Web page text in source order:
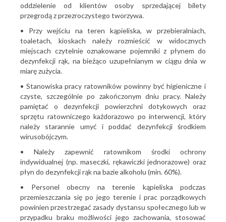
oddzielenie od klientów osoby sprzedającej bilety
przegrodą z przezroczystego tworzywa.
• Przy wejściu na teren kąpieliska, w przebieralniach,
toaletach, kioskach należy rozmieścić w widocznych
miejscach czytelnie oznakowane pojemniki z płynem do
dezynfekcji rąk, na bieżąco uzupełnianym w ciągu dnia w
miarę zużycia.
• Stanowiska pracy ratowników powinny być higieniczne i
czyste, szczególnie po zakończonym dniu pracy. Należy
pamiętać o dezynfekcji powierzchni dotykowych oraz
sprzętu ratowniczego każdorazowo po interwencji, który
należy starannie umyć i poddać dezynfekcji środkiem
wirusobójczym.
• Należy zapewnić ratownikom środki ochrony
indywidualnej (np. maseczki, rękawiczki jednorazowe) oraz
płyn do dezynfekcji rąk na bazie alkoholu (min. 60%).
• Personel obecny na terenie kąpieliska podczas
przemieszczania się po jego terenie i prac porządkowych
powinien przestrzegać zasady dystansu społecznego lub w
przypadku braku możliwości jego zachowania, stosować